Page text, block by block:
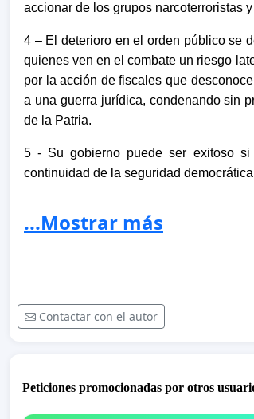
accionar de los grupos narcoterroristas
4 – El deterioro en el orden público se
quienes ven en el combate un riesgo
por la acción de fiscales que
a una guerra jurídica, condenando sin
de la Patria.
5 - Su gobierno puede ser exitoso si
continuidad de la seguridad
lesa humanidad, por lo cual sería
cometidos durante más de seis
...Mostrar más
Contactar con el autor
Peticiones promocionadas por otros